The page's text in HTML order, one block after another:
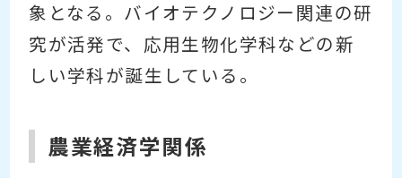
象となる。バイオテクノロジー関連の研
究が活発で、応用生物化学科などの新
しい学科が誕生している。
農業経済学関係